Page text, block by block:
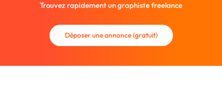
Trouvez rapidement un graphiste freelance
Déposer une annonce (gratuit)